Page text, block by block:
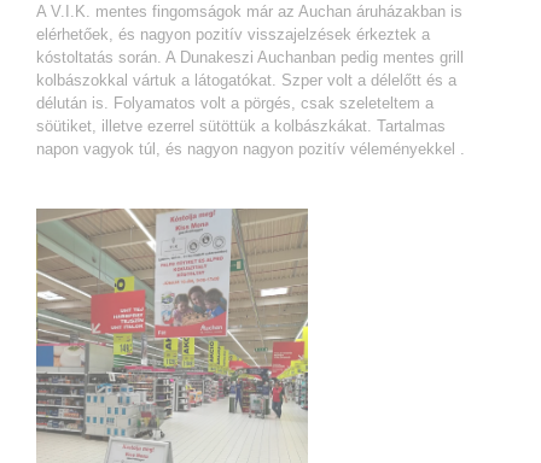
A V.I.K. mentes fingomságok már az Auchan áruházakban is
elérhetőek, és nagyon pozitív visszajelzések érkeztek a
kóstoltatás során. A Dunakeszi Auchanban pedig mentes grill
kolbászokkal vártuk a látogatókat. Szper volt a délelőtt és a
délután is. Folyamatos volt a pörgés, csak szeleteltem a
söütiket, illetve ezerrel sütöttük a kolbászkákat. Tartalmas
napon vagyok túl, és nagyon nagyon pozitív véleményekkel .